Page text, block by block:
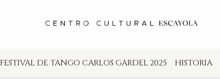
FESTIVAL DE TANGO CARLOS GARDEL 2025 HISTORIA